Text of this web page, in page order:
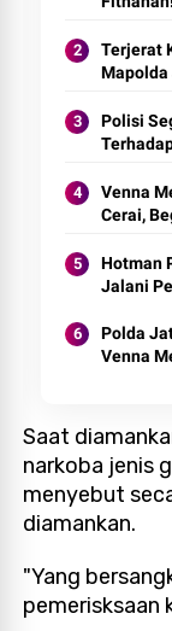
Terjerat
Polisi
Venna
Cerai,
Hotman
Jalani
Polda
Venna
Saat
narkoba jenis
menyebut
diamankan.
"Yang
pemerisksaan